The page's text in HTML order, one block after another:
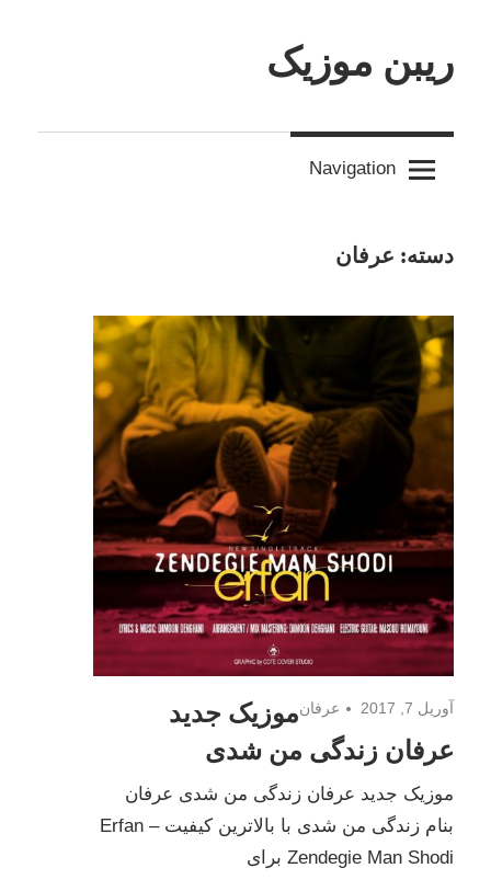
content
ریبن موزیک
mp3
جدید
Navigation
دسته: عرفان
آوریل 7, 2017 عرفانموزیک جدید
عرفان زندگی من شدی
موزیک جدید عرفان زندگی من شدی عرفان
بنام زندگی من شدی با بالاترین کیفیت Erfan –
Zendegie Man Shodi برای